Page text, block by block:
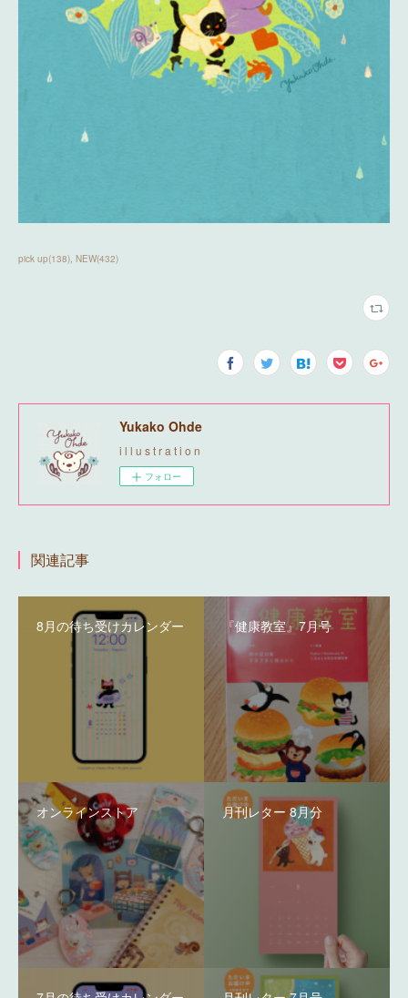
pick up(138) NEW(432)
Yukako Ohde
i l l u s t r a t i o n
フォロー
関連記事
8月の待ち受けカレンダー 『健康教室』7月号
オンラインストア 月刊レター 8月分